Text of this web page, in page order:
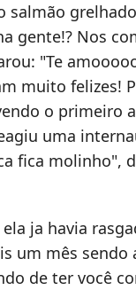
salmão
gente!? Nos
"Te
muito felizes!
o primeiro
uma
fica molinho",
ja havia
um mês sendo
de ter você